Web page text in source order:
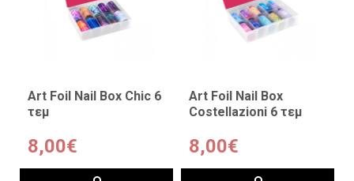
Art Foil Nail Box Chic 6
τεμ
8,00€
Art Foil Nail Box
Costellazioni 6 τεμ
8,00€